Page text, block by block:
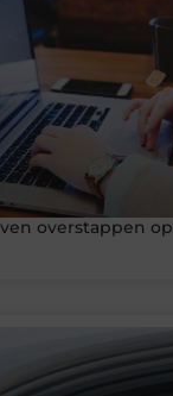
overstappen